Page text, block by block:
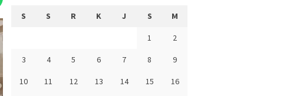
S S R K J S M
1 2
3 4 5 6 7 8 9
10 11 12 13 14 15 16